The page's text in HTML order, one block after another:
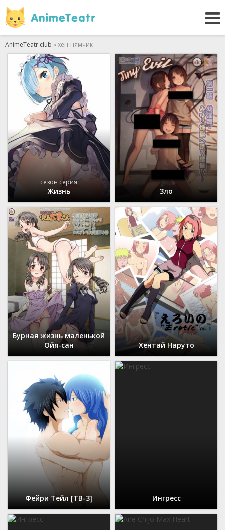
AnimeTeatr.club » хен-нямчик
сезон серия
Жизнь Зло
Бурная жизнь маленькой
Ойя-сан
Хентай Наруто
Фейри Тейл [ТВ-3] Ингресс